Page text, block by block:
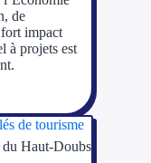
de
fort impact
à projets est
de tourisme
du Haut-Doubs